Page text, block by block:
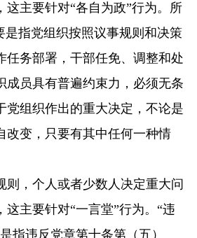
这主要针对“各自为政”行为。所
是指党组织按照议事规则和决策
任务部署，干部任免、调整和处
成员具有普遍约束力，必须无条
党组织作出的重大决定，不论是
改变，只要有其中任何一种情
，个人或者少数人决定重大问
这主要针对“一言堂”行为。“违
指违反党章第十条第（五）